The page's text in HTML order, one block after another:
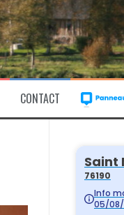
CONTACT